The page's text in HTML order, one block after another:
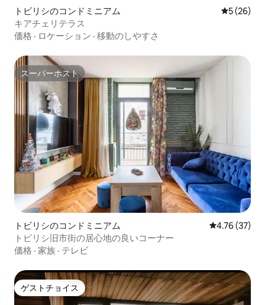
トビリシのコンドミニアム レビュー
5 (26)
キアチェリテラス
価格 · ロケーション · 移動のしやすさ
スーパーホスト
スーパーホスト
トビリシのコンドミニアム レビュー37
4.76 (37)
トビリシ旧市街の居心地の良いコーナー
価格 · 家族 · テレビ
ゲストチョイス
ゲストチョイス